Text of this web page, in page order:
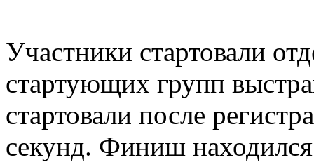
Участники стартовали
стартующих групп
стартовали после
секунд. Финиш